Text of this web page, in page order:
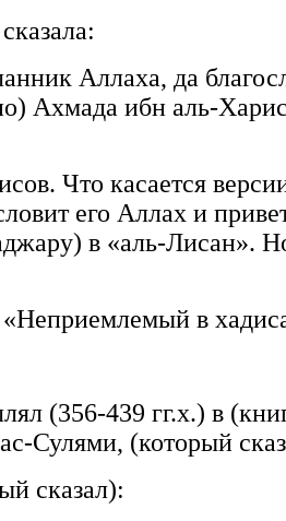
Аллаха, да
Ахмада ибн аль-
Что касается
его Аллах и
в «аль-Лисан».
«Неприемлемый в
(356-439 гг.х.) в
Сулями, (который
сказал):